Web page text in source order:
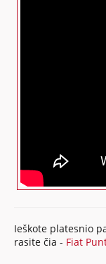
Ieškote platesnio
rasite čia - Fiat